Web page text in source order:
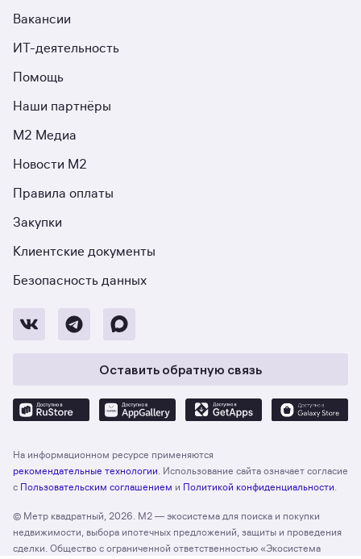
Вакансии
ИТ-деятельность
Помощь
Наши партнёры
М2 Медиа
Новости М2
Правила оплаты
Закупки
Клиентские документы
Безопасность данных
Оставить обратную связь
На информационном ресурсе применяются
рекомендательные технологии . Использование сайта означает согласие
с Пользовательским соглашением и Политикой конфиденциальности
© Метр квадратный, 2026. М2 — экосистема для поиска и покупки
недвижимости, выбора ипотечных предложений, защиты и проведения
сделки. Общество с ограниченной ответственностью «Экосистема